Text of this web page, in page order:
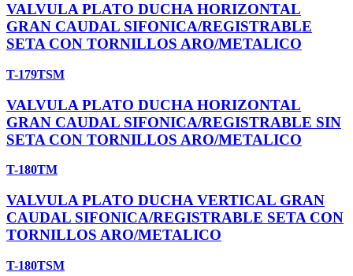
VALVULA PLATO DUCHA HORIZONTAL
GRAN CAUDAL SIFONICA/REGISTRABLE
SETA CON TORNILLOS ARO/METALICO
T-179TSM
VALVULA PLATO DUCHA HORIZONTAL
GRAN CAUDAL SIFONICA/REGISTRABLE SIN
SETA CON TORNILLOS ARO/METALICO
T-180TM
VALVULA PLATO DUCHA VERTICAL GRAN
CAUDAL SIFONICA/REGISTRABLE SETA CON
TORNILLOS ARO/METALICO
T-180TSM